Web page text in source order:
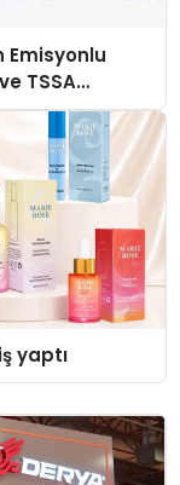
Emisyonlu
TSSA
yaptı